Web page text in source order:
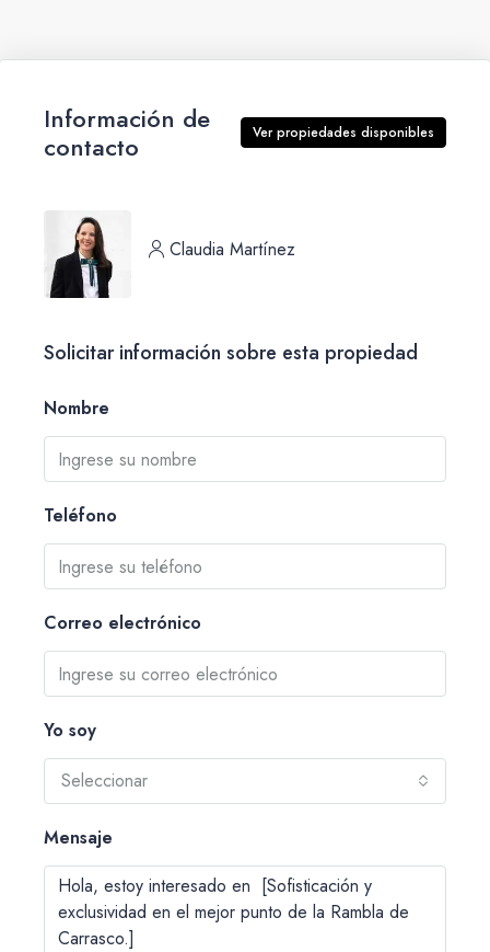
Información de
contacto
Ver propiedades disponibles
Claudia Martínez
Solicitar información sobre esta propiedad
Nombre
Teléfono
Correo electrónico
Yo soy
Seleccionar
Mensaje